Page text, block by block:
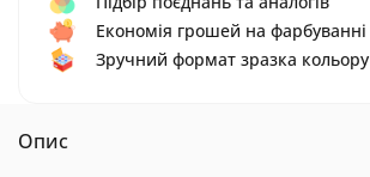
Економія грошей на фарбуванні
Зручний формат зразка кольору
Опис